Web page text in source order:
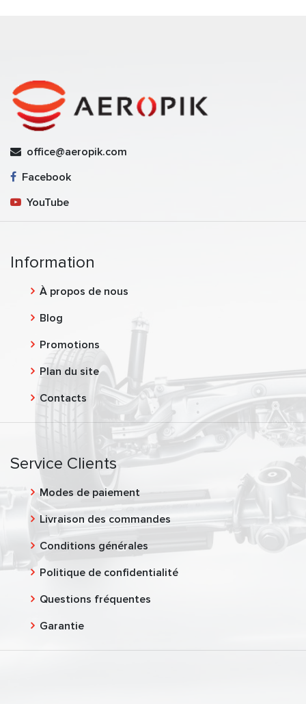
office@aeropik.com
Facebook
YouTube
Information
À propos de nous
Blog
Promotions
Plan du site
Contacts
Service Clients
Modes de paiement
Livraison des commandes
Conditions générales
Politique de confidentialité
Questions fréquentes
Garantie